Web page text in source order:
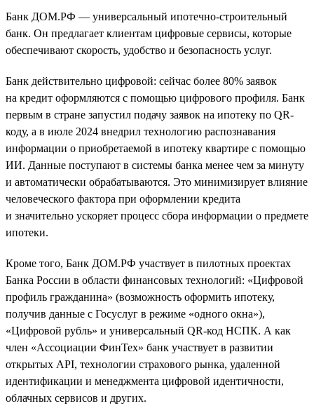
Банк ДОМ.РФ — универсальный ипотечно-строительный
банк. Он предлагает клиентам цифровые сервисы, которые
обеспечивают скорость, удобство и безопасность услуг.
Банк действительно цифровой: сейчас более 80% заявок
на кредит оформляются с помощью цифрового профиля. Банк
первым в стране запустил подачу заявок на ипотеку по QR-
коду, а в июле 2024 внедрил технологию распознавания
информации о приобретаемой в ипотеку квартире с помощью
ИИ. Данные поступают в системы банка менее чем за минуту
и автоматически обрабатываются. Это минимизирует влияние
человеческого фактора при оформлении кредита
и значительно ускоряет процесс сбора информации о предмете
ипотеки.
Кроме того, Банк ДОМ.РФ участвует в пилотных проектах
Банка России в области финансовых технологий: «Цифровой
профиль гражданина» (возможность оформить ипотеку,
получив данные с Госуслуг в режиме «одного окна»),
«Цифровой рубль» и универсальный QR-код НСПК. А как
член «Ассоциации ФинТех» банк участвует в развитии
открытых API, технологии страхового рынка, удаленной
идентификации и менеджмента цифровой идентичности,
облачных сервисов и других.